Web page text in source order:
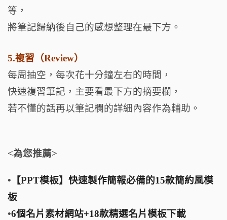
等，
將筆記歸納後自己的感想整理在最下方。
5.複習（Review）
每周抽空，每次花十分鐘左右的時間，
快速複習筆記，主要看最下方的摘要欄，
若不懂的話再以筆記欄的詳細內容作為輔助。
<為您推薦>
• 【PPT模板】快速製作簡報必備的15款簡約風模
板
•6個名片素材網站+18款精選名片模板下載